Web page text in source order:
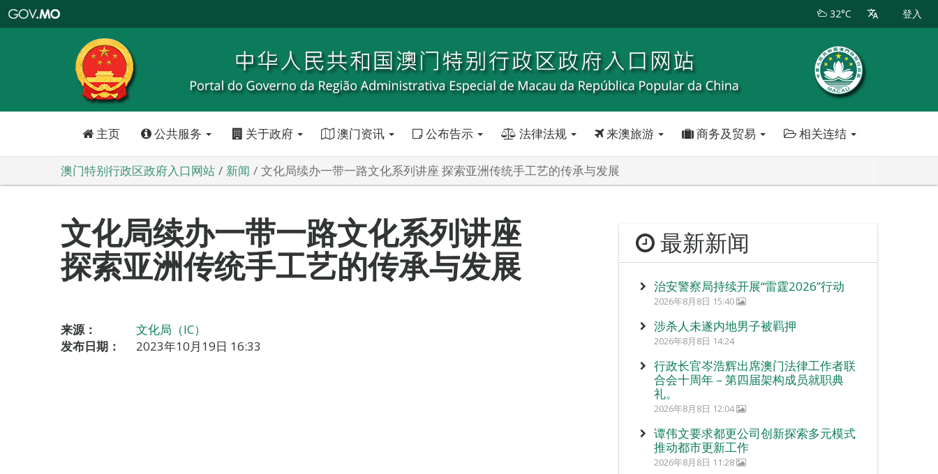
特
政
区
政
口
32°C 登入
主页 公共服务 关于政府 澳门资讯 公布告示 法律法规 来澳旅游 商务及贸易 相关连结
澳门特别行政区政府入口网站 新闻 文化局续办一带一路文化系列讲座 探索亚洲传统手工艺的传承与发展
文化局续办一带一路文化系列讲座
探索亚洲传统手工艺的传承与发展
来源：
文化局（IC）
发布日期：
2023年10月19日 16:33
最新新闻
治安警察局持续开展“雷霆2026”行动
2026年8月8日 15:40
涉杀人未遂内地男子被羁押
2026年8月8日 14:24
行政长官岑浩辉出席澳门法律工作者联
合会十周年 – 第四届架构成员就职典
礼。
2026年8月8日 12:04
谭伟文要求都更公司创新探索多元模式
推动都市更新工作
2026年8月8日 11:28